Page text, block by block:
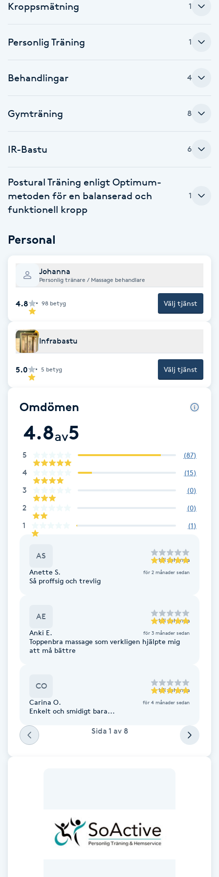
Balayage
Bambumassage
BIAB
Blowout
Bottenfärg
Brynformning
Bröllopsuppsättning
Coachning
Color correction
Cryoterapi
Damklippning
Dermapen
Diamantslipning
Enzympeeling
Extensions borttagning
Eyeliner-tatuering
Kroppsmätning 1
Personlig Träning 1
Behandlingar 4
Gymträning 8
IR-Bastu 6
Postural Träning enligt Optimum-
metoden för en balanserad och
funktionell kropp
1
Personal
Johanna
Personlig tränare / Massage behandlare
4.8 98 betyg Välj tjänst
Infrabastu
5.0 5 betyg Välj tjänst
Omdömen
4.8av5
5 (87)
4 (15)
3 (0)
2 (0)
1 (1)
AS till Johanna
Anette S. för 2 månader sedan
Så proffsig och trevlig
AE till Johanna
Anki E. för 3 månader sedan
Toppenbra massage som verkligen hjälpte mig
att må bättre
CO till Johanna
Carina O. för 4 månader sedan
Enkelt och smidigt bara...
Sida 1 av 8